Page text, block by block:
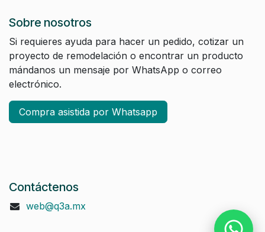
Sobre nosotros
Si requieres ayuda para hacer un pedido, cotizar un
proyecto de remodelación o encontrar un producto
mándanos un mensaje por WhatsApp o correo
electrónico.
Compra asistida por Whatsapp
Contáctenos
web@q3a.mx